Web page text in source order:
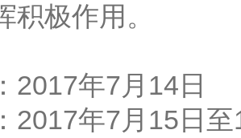
积极作用。
2017年7月14
2017年7月15日